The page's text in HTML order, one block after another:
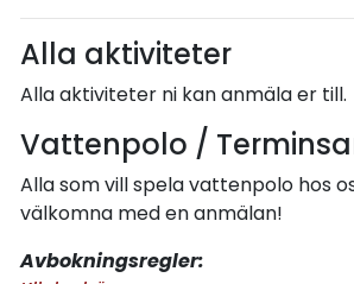
Alla aktiviteter
Alla aktiviteter ni kan anmäla er till.
Vattenpolo /
Alla som vill spela vattenpolo hos
välkomna med en anmälan!
Avbokningsregler: